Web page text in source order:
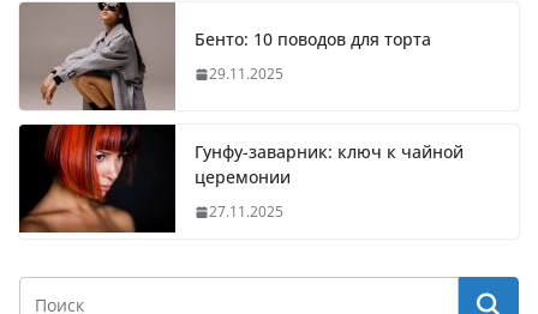
Бенто: 10 поводов для торта
29.11.2025
Гунфу-заварник: ключ к чайной
церемонии
27.11.2025